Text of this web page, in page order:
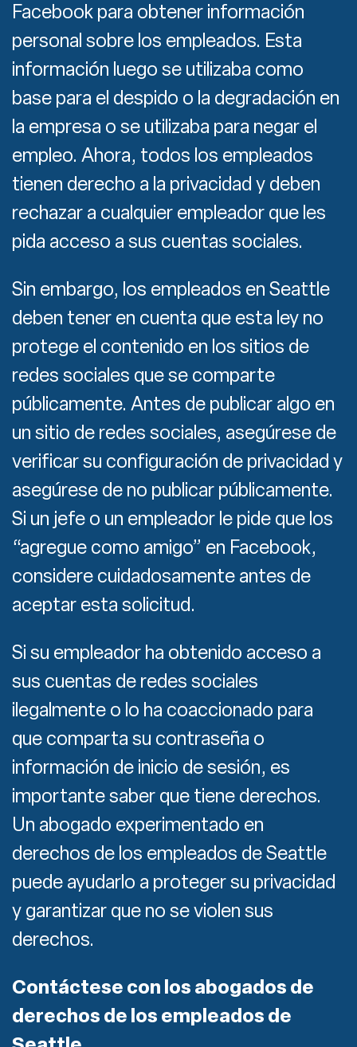
Facebook para obtener información
personal sobre los empleados. Esta
información luego se utilizaba como
base para el despido o la degradación en
la empresa o se utilizaba para negar el
empleo. Ahora, todos los empleados
tienen derecho a la privacidad y deben
rechazar a cualquier empleador que les
pida acceso a sus cuentas sociales.
Sin embargo, los empleados en Seattle
deben tener en cuenta que esta ley no
protege el contenido en los sitios de
redes sociales que se comparte
públicamente. Antes de publicar algo en
un sitio de redes sociales, asegúrese de
verificar su configuración de privacidad y
asegúrese de no publicar públicamente.
Si un jefe o un empleador le pide que los
“agregue como amigo” en Facebook,
considere cuidadosamente antes de
aceptar esta solicitud.
Si su empleador ha obtenido acceso a
sus cuentas de redes sociales
ilegalmente o lo ha coaccionado para
que comparta su contraseña o
información de inicio de sesión, es
importante saber que tiene derechos.
Un abogado experimentado en
derechos de los empleados de Seattle
puede ayudarlo a proteger su privacidad
y garantizar que no se violen sus
derechos.
Contáctese con los abogados de
derechos de los empleados de